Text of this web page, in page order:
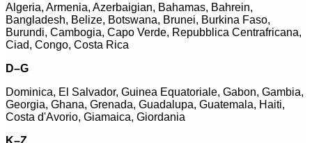
Algeria, Armenia, Azerbaigian, Bahamas, Bahrein,
Bangladesh, Belize, Botswana, Brunei, Burkina Faso,
Burundi, Cambogia, Capo Verde, Repubblica Centrafricana,
Ciad, Congo, Costa Rica
D–G
Dominica, El Salvador, Guinea Equatoriale, Gabon, Gambia,
Georgia, Ghana, Grenada, Guadalupa, Guatemala, Haiti,
Costa d'Avorio, Giamaica, Giordania
K–Z